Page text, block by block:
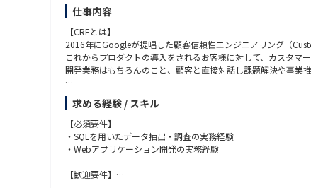
仕事内容
【CREとは】
2016年にGoogleが提唱した顧客信頼性エンジニアリング（
これからプロダクトの導入をされるお客様に対して、カスタマ
開発業務はもちろんのこと、顧客と直接対話し課題解決や事業
【職務内容】
CREとして自社プロダクト「hokan®︎」におけるお客様からの技
「技術的アプローチで顧客の不安をゼロにする」ことを目指し
＜業務詳細＞
・お客様対応のためのシステム基盤の選定・構築・運用
求める経験 / スキル
【必須要件】
・SQLを用いたデータ抽出・調査の実務経験
・Webアプリケーション開発の実務経験
【歓迎要件】